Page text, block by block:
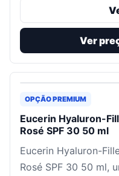
Ver
OPÇÃO PREMIUM
Eucerin Hyaluron-
Rosé SPF 30 50 ml
Eucerin Hyaluron-
Rosé SPF 30 50 ml,